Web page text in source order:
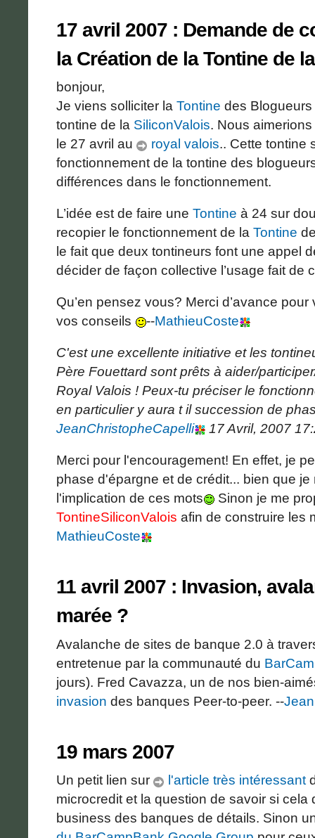
17 avril 2007 : Demande de
la Création de laTontine de
bonjour,
Je viens solliciter la Tontine des Blogueurs
tontine de la SiliconValois. Nous
le 27 avril au
royal valois.. Cette tontine
fonctionnement de la tontine des
différences dans le fonctionnement.
L’idée est de faire une Tontine à 24 sur
recopier le fonctionnement de la Tontine
le fait que deux tontineurs font une appel
décider de façon collective l’usage fait de
Qu’en pensez vous? Merci d’avance
vos conseils
--MathieuCoste
C'est une excellente initiative et les
Père Fouettard sont prêts à aider/
Royal Valois ! Peux-tu préciser le
en particulier y aura t il succession de
JeanChristopheCapelli
17 Avril, 2007
Merci pour l'encouragement! En effet, je
phase d'épargne et de crédit... bien que
l'implication de ces mots
Sinon je me
TontineSiliconValois afin de construire les
MathieuCoste
11 avril 2007 : Invasion,
marée ?
Avalanche de sites de banque 2.0 à
entretenue par la communauté du
jours). Fred Cavazza, un de nos bien-
invasion des banques Peer-to-peer. --
19 mars 2007
Un petit lien sur l'article très intéressant
microcredit et la question de savoir si
business des banques de détails. Sinon